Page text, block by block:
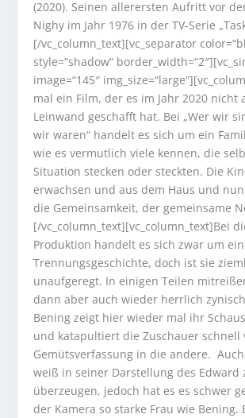
(2020). Seinen allerersten Aufritt vor
Nighy im Jahr 1976 in der TV-Serie
[/vc_column_text][vc_separator
style=“shadow“
image=“145″
mal ein Film, der es im Jahr 2020 nicht
Leinwand geschafft hat. Bei „Wer wir
wir waren“ handelt es sich um ein
wie es vermutlich viele kennen, die
Situation stecken oder steckten. Die
erwachsen und aus dem Haus und
die Gemeinsamkeit, der gemeinsame
[/vc_column_text][vc_column_text]Bei
Produktion handelt es sich zwar um
Trennungsgeschichte, doch ist sie
unaufgeregt. In einigen Teilen
dann aber auch wieder herrlich
Bening zeigt hier wieder mal ihr
und katapultiert die Zuschauer schnell
Gemütsverfassung in die andere.
weiß in seiner Darstellung des Edward
überzeugen, jedoch hat es es schwer
der Kamera so starke Frau wie Bening.